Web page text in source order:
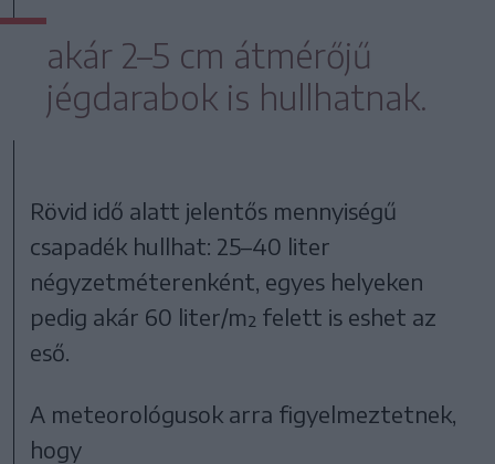
akár 2–5 cm átmérőjű
jégdarabok is hullhatnak.
Rövid idő alatt jelentős mennyiségű
csapadék hullhat: 25–40 liter
négyzetméterenként, egyes helyeken
pedig akár 60 liter/m² felett is eshet az
eső.
A meteorológusok arra figyelmeztetnek,
hogy